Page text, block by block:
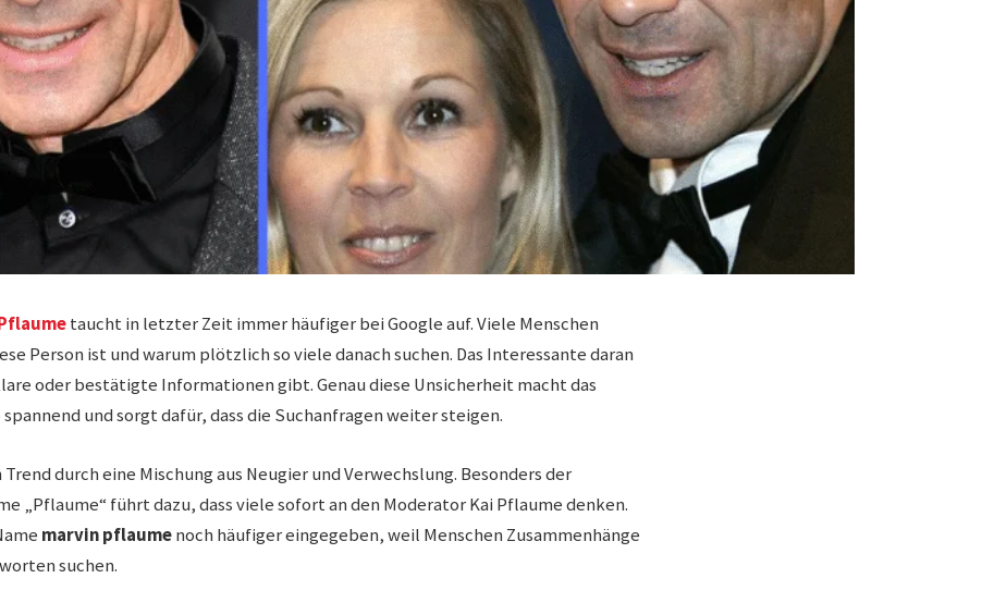
taucht in letzter Zeit immer häufiger bei Google auf. Viele Menschen
Person ist und warum plötzlich so viele danach suchen. Das Interessante daran
oder bestätigte Informationen gibt. Genau diese Unsicherheit macht das
und sorgt dafür, dass die Suchanfragen weiter steigen.
durch eine Mischung aus Neugier und Verwechslung. Besonders der
„Pflaume“ führt dazu, dass viele sofort an den Moderator Kai Pflaume denken.
marvin pflaumenoch häufiger eingegeben, weil Menschen Zusammenhänge
suchen.